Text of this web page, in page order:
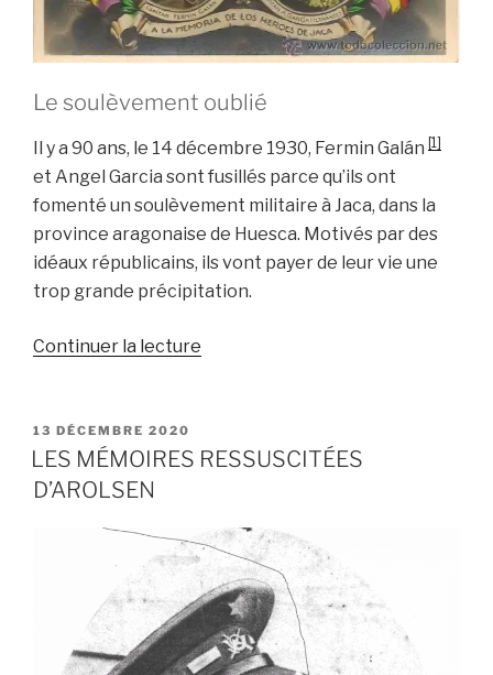
Le soulèvement oublié
Il y a 90 ans, le 14 décembre 1930, Fermin Galán [1]
et Angel Garcia sont fusillés parce qu’ils ont
fomenté un soulèvement militaire à Jaca, dans la
province aragonaise de Huesca. Motivés par des
idéaux républicains, ils vont payer de leur vie une
trop grande précipitation.
Continuer la lecture
pour
renverser
la
monarchie »
PUBLIÉ
LE
13 DÉCEMBRE 2020
LES MÉMOIRES RESSUSCITÉES
D’AROLSEN